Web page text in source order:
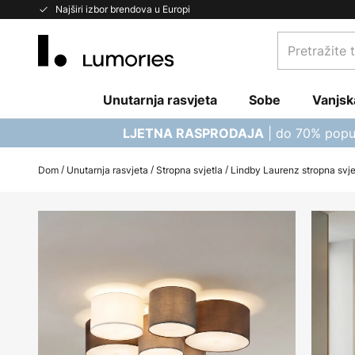
Najširi izbor brendova u Europi
Skip
Pretražite
trgovinu...
Unutarnja rasvjeta Sobe
LJETNA RASPRODAJA | do 70%
Dom Unutarnja rasvjeta Stropna svjetla Lindby Laurenz stropna